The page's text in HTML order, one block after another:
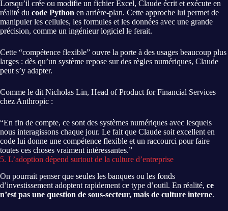
Lorsqu’il crée ou modifie un fichier Excel, Claude écrit et exécute en
réalité du code Python en arrière-plan. Cette approche lui permet de
manipuler les cellules, les formules et les données avec une grande
précision, comme un ingénieur logiciel le ferait.
Cette “compétence flexible” ouvre la porte à des usages beaucoup plus
larges : dès qu’un système repose sur des règles numériques, Claude
peut s’y adapter.
Comme le dit Nicholas Lin, Head of Product for Financial Services
chez Anthropic :
“En fin de compte, ce sont des systèmes numériques avec lesquels
nous interagissons chaque jour. Le fait que Claude soit excellent en
code lui donne une compétence flexible et un raccourci pour faire
toutes ces choses vraiment intéressantes.”
5. L’adoption dépend surtout de la culture d’entreprise
On pourrait penser que seules les banques ou les fonds
d’investissement adoptent rapidement ce type d’outil. En réalité, ce
n’est pas une question de sous-secteur, mais de culture interne.